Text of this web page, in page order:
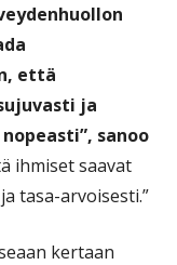
että
ja
sanoo
ihmiset saavat
tasa-arvoisesti.”
kertaan